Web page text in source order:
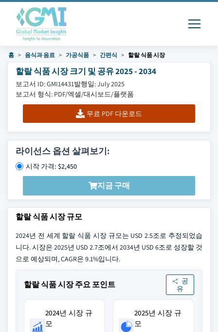
홈 음식과 음료 가공식품 간편식 할랄 식품 시장
할랄 식품 시장 크기 및 공유 2025 - 2034
보고서 ID: GMI14431발행일: July 2025
보고서 형식: PDF/엑셀/대시보드/플랫폼
무료 PDF 다운로드
라이선스 옵션 살펴보기:
시작 가격: $2,450
지금 구매
할랄 식품 시장 규모
2024년 전 세계 할랄 식품 시장 규모는 USD 2.5조로 추정되었습
니다. 시장은 2025년 USD 2.7조에서 2034년 USD 6조로 성장할 것
으로 예상되며, CAGR은 9.1%입니다.
할랄 식품 시장 주요 포인트
공
유
2024년 시장 규
모
2025년 시장 규
모